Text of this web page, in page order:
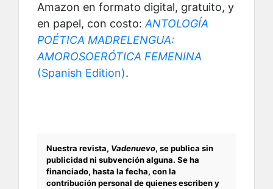
Amazon en formato digital, gratuito, y
en papel, con costo: ANTOLOGÍA
POÉTICA MADRELENGUA:
AMOROSOERÓTICA FEMENINA
(Spanish Edition).
Nuestra revista, Vadenuevo, se publica sin
publicidad ni subvención alguna. Se ha
financiado, hasta la fecha, con la
contribución personal de quienes escriben y